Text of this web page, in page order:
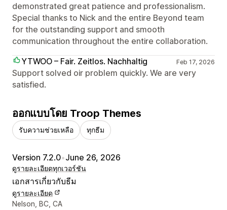
demonstrated great patience and professionalism.
Special thanks to Nick and the entire Beyond team
for the outstanding support and smooth
communication throughout the entire collaboration.
YTWOO – Fair. Zeitlos. Nachhaltig
Feb 17, 2026
Support solved oir problem quickly. We are very
satisfied.
ออกแบบโดย Troop Themes
รับความช่วยเหลือ ทุกธีม
Version 7.2.0•June 26, 2026
ดูรายละเอียดทุกเวอร์ชัน
เอกสารเกี่ยวกับธีม
ดูรายละเอียด
รายละเอียดการติดต่อผู้ออกแบบ
Nelson, BC, CA